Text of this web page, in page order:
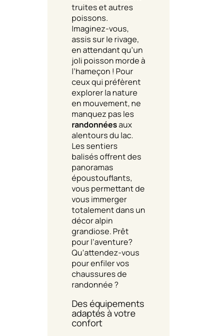
truites et autres
poissons.
Imaginez-vous,
assis sur le rivage,
en attendant qu’un
joli poisson morde à
l’hameçon ! Pour
ceux qui préfèrent
explorer la nature
en mouvement, ne
manquez pas les
randonnéesaux
alentours du lac.
Les sentiers
balisés offrent des
panoramas
époustouflants,
vous permettant de
vous immerger
totalement dans un
décor alpin
grandiose. Prêt
pour l’aventure?
Qu’attendez-vous
pour enfiler vos
chaussures de
randonnée ?
Des équipements
adaptés à votre
confort